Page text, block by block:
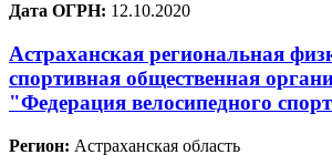
Дата ОГРН: 12.10.2020
Астраханская региональная
спортивная общественная
"Федерация велосипедного
Регион: Астраханская область